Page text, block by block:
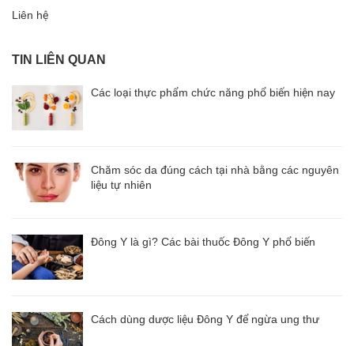
Liên hệ
TIN LIÊN QUAN
Các loại thực phẩm chức năng phổ biến hiện nay
Chăm sóc da đúng cách tại nhà bằng các nguyên
liệu tự nhiên
Đông Y là gì? Các bài thuốc Đông Y phổ biến
Cách dùng dược liệu Đông Y để ngừa ung thư